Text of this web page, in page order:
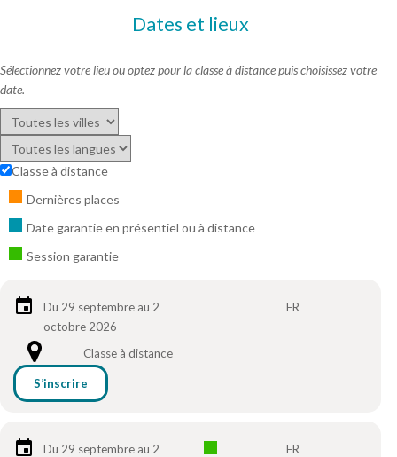
Dates et lieux
Sélectionnez votre lieu ou optez pour la classe à distance puis choisissez votre
date.
Classe à distance
Dernières places
Date garantie en présentiel ou à distance
Session garantie
Du 29 septembre au 2
octobre 2026
FR
Classe à distance
S’inscrire
Du 29 septembre au 2
FR